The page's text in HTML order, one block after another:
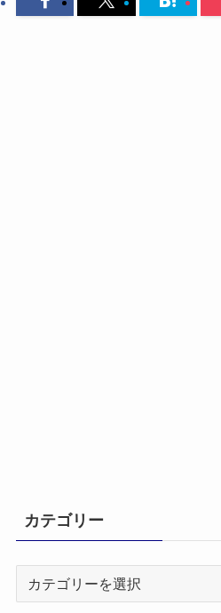
カテゴリー